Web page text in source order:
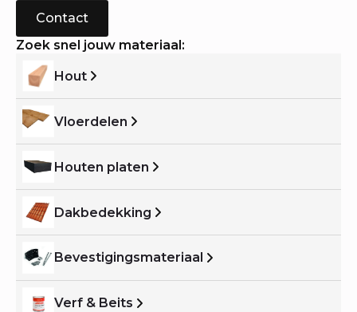
Contact
Zoek snel jouw materiaal:
Hout
Vloerdelen
Houten platen
Dakbedekking
Bevestigingsmateriaal
Verf & Beits